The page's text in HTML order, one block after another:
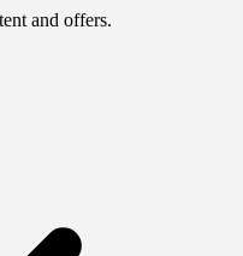
and offers.